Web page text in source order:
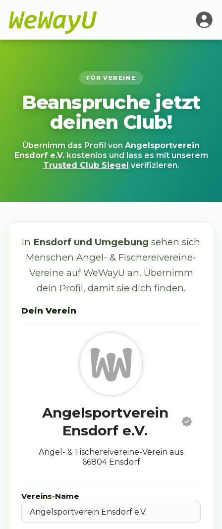
FÜR VEREINE
Beanspruche jetzt
deinen Club!
Übernimm das Profil von Angelsportverein
Ensdorf e.V.kostenlos und lass es mit unserem
Trusted Club Siegel verifizieren.
In Ensdorf und Umgebung sehen sich
Menschen Angel- & Fischereivereine-
Vereine auf WeWayU an. Übernimm
dein Profil, damit sie dich finden.
Dein Verein
Angelsportverein
Ensdorf e.V.
Angel- & Fischereivereine-Verein aus
66804 Ensdorf
Vereins-Name